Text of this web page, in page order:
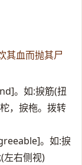
其血而抛其尸
。如:捩筋(扭
，捩柂。拨转
。如:捩
左右侧视)